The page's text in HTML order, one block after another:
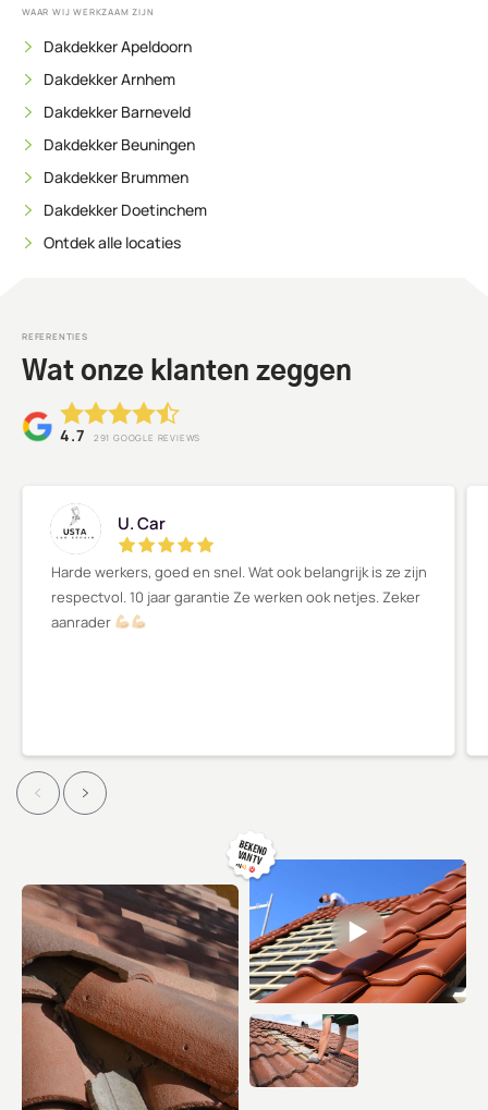
WAAR WIJ WERKZAAM ZIJN
Dakdekker Apeldoorn
Dakdekker Arnhem
Dakdekker Barneveld
Dakdekker Beuningen
Dakdekker Brummen
Dakdekker Doetinchem
Ontdek alle locaties
REFERENTIES
Wat onze klanten zeggen
4.7 291 GOOGLE REVIEWS
U. Car
Harde werkers, goed en snel. Wat ook belangrijk is ze zijn
respectvol. 10 jaar garantie Ze werken ook netjes. Zeker
aanrader